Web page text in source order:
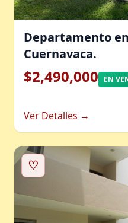
Departamento
Cuernavaca.
$2,490,000 EN
Ver Detalles →
♡